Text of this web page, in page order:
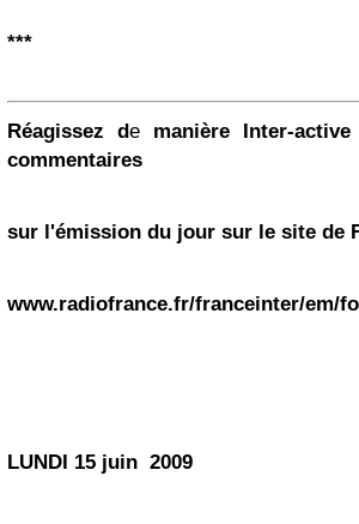
***
Réagissez de manière Inter-
commentaires
sur l'émission du jour sur le site de
www.radiofrance.fr/franceinter/em/
LUNDI 15 juin 2009